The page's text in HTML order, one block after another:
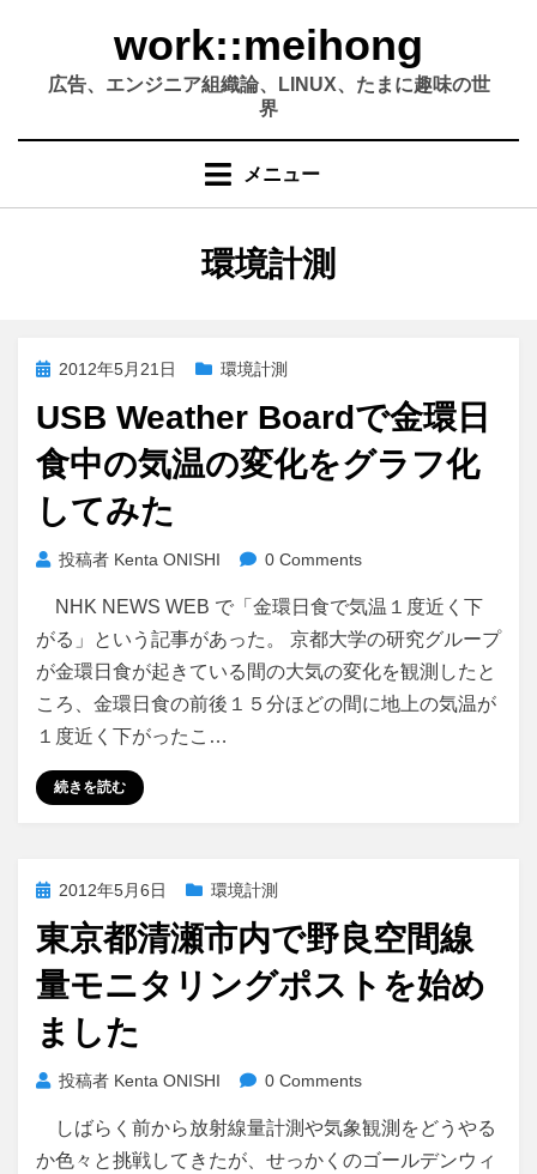
work::meihong
広告、エンジニア組織論、LINUX、たまに趣味の世
界
メニュー
カテゴリー
:
環境計測
投
日:
2012年5月21日 環境計測
USB Weather Boardで金環日
食中の気温の変化をグラフ化
してみた
投稿者 Kenta ONISHI 0 Comments
NHK NEWS WEB で「金環日食で気温１度近く下
がる」という記事があった。 京都大学の研究グループ
が金環日食が起きている間の大気の変化を観測したと
ころ、金環日食の前後１５分ほどの間に地上の気温が
１度近く下がったこ…
続きを読む
投
日:
2012年5月6日 環境計測
東京都清瀬市内で野良空間線
量モニタリングポストを始め
ました
投稿者 Kenta ONISHI 0 Comments
しばらく前から放射線量計測や気象観測をどうやる
か色々と挑戦してきたが、せっかくのゴールデンウィ